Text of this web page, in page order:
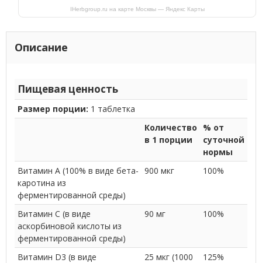
IHerbgroup.ru на карте Москвы — Яндекс Карты
Описание
Пищевая ценность
Размер порции: 1 таблетка
Количество
в 1 порции
% от
суточной
нормы
Витамин A (100% в виде бета-
каротина из
ферментированной среды)
900 мкг 100%
Витамин С (в виде
аскорбиновой кислоты из
ферментированной среды)
90 мг 100%
Витамин D3 (в виде
25 мкг (1000
125%